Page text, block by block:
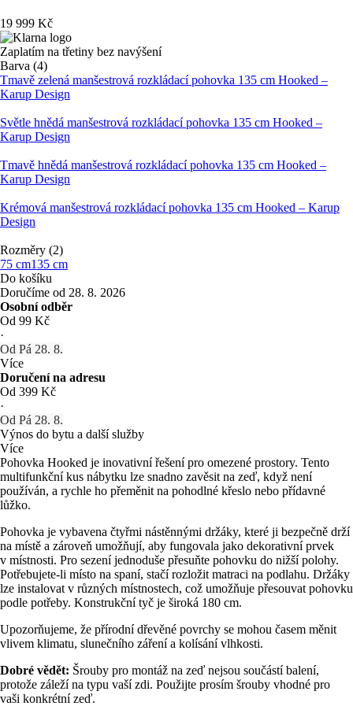
19 999 Kč
Zaplatím na třetiny bez navýšení
Barva (4)
Tmavě zelená manšestrová rozkládací pohovka 135 cm Hooked –
Karup Design
Světle hnědá manšestrová rozkládací pohovka 135 cm Hooked –
Karup Design
Tmavě hnědá manšestrová rozkládací pohovka 135 cm Hooked –
Karup Design
Krémová manšestrová rozkládací pohovka 135 cm Hooked – Karup
Design
Rozměry (2)
75 cm135 cm
Do košíku
Doručíme od 28. 8. 2026
Osobní odběr
Od 99 Kč
·
Od Pá 28. 8.
Více
Doručení na adresu
Od 399 Kč
·
Od Pá 28. 8.
Výnos do bytu a další služby
Více
Pohovka Hooked je inovativní řešení pro omezené prostory. Tento
multifunkční kus nábytku lze snadno zavěsit na zeď, když není
používán, a rychle ho přeměnit na pohodlné křeslo nebo přídavné
lůžko.
Pohovka je vybavena čtyřmi nástěnnými držáky, které ji bezpečně drží
na místě a zároveň umožňují, aby fungovala jako dekorativní prvek
v místnosti. Pro sezení jednoduše přesuňte pohovku do nižší polohy.
Potřebujete-li místo na spaní, stačí rozložit matraci na podlahu. Držáky
lze instalovat v různých místnostech, což umožňuje přesouvat pohovku
podle potřeby. Konstrukční tyč je široká 180 cm.
Upozorňujeme, že přírodní dřevěné povrchy se mohou časem měnit
vlivem klimatu, slunečního záření a kolísání vlhkosti.
Dobré vědět: Šrouby pro montáž na zeď nejsou součástí balení,
protože záleží na typu vaší zdi. Použijte prosím šrouby vhodné pro
vaši konkrétní zeď.